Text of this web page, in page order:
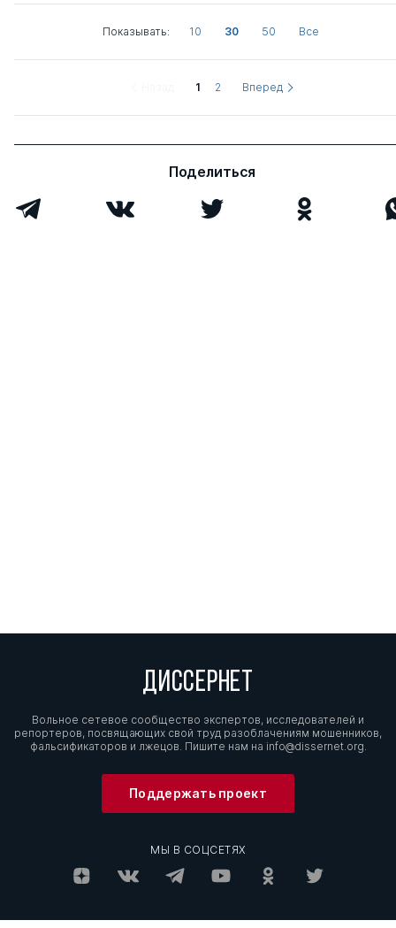
Показывать: 10 30 50 Все
1 2 Вперед
Поделиться
ДИССЕРНЕТ
Вольное сетевое сообщество экспертов, исследователей и
репортеров, посвящающих свой труд разоблачениям мошенников,
фальсификаторов и лжецов. Пишите нам на info@dissernet.org.
Поддержать проект
МЫ В СОЦСЕТЯХ